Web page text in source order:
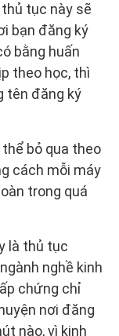
tục này sẽ
bạn đăng ký
bằng huấn
theo học, thì
tên đăng ký
bỏ qua theo
cách mỗi máy
trong quá
là thủ tục
nghề kinh
chứng chỉ
nơi đăng
nào, vì kinh